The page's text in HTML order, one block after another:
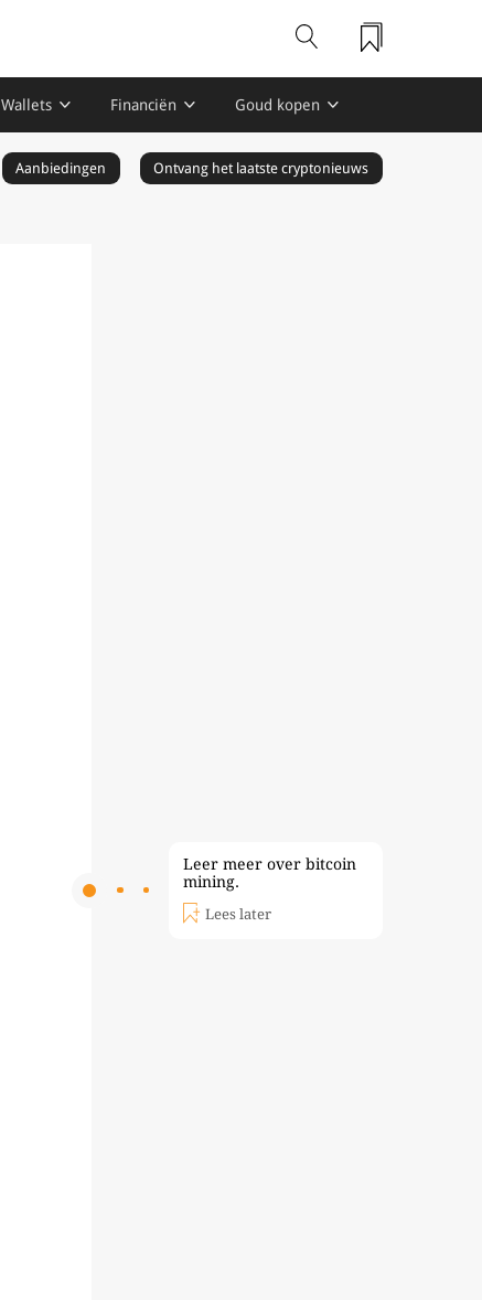
Wallets Financiën Goud kopen
Aanbiedingen Ontvang het laatste cryptonieuws
Leer meer over bitcoin
mining.
Lees later